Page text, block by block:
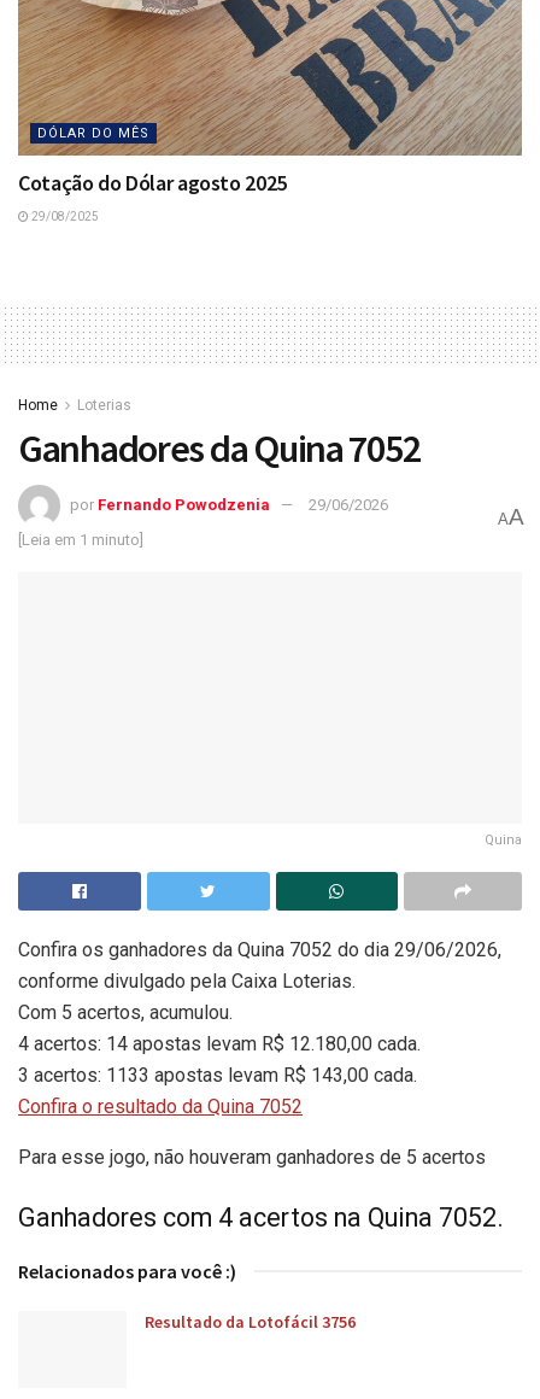
DÓLAR DO MÊS
Cotação do Dólar agosto 2025
29/08/2025
Home Loterias
Ganhadores da Quina 7052
por Fernando Powodzenia
29/06/2026
[Leia em 1 minuto]
AA
Quina
Confira os ganhadores da Quina 7052 do dia 29/06/2026,
conforme divulgado pela Caixa Loterias.
Com 5 acertos, acumulou.
4 acertos: 14 apostas levam R$ 12.180,00 cada.
3 acertos: 1133 apostas levam R$ 143,00 cada.
Confira o resultado da Quina 7052
Para esse jogo, não houveram ganhadores de 5 acertos
Ganhadores com 4 acertos na Quina 7052.
Relacionados para você :)
Resultado da Lotofácil 3756